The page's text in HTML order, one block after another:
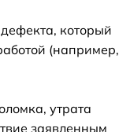
который
(например,
утрата
заявленным